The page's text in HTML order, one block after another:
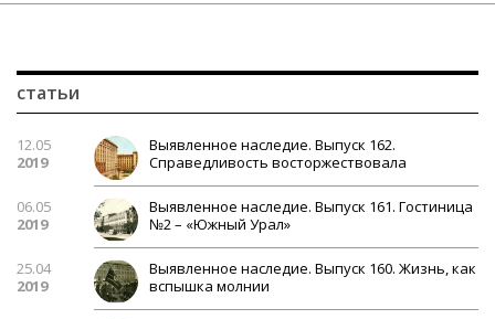
статьи
12.05
2019
Выявленное наследие. Выпуск 162.
Справедливость восторжествовала
06.05
2019
Выявленное наследие. Выпуск 161. Гостиница
№2 – «Южный Урал»
25.04
2019
Выявленное наследие. Выпуск 160. Жизнь, как
вспышка молнии